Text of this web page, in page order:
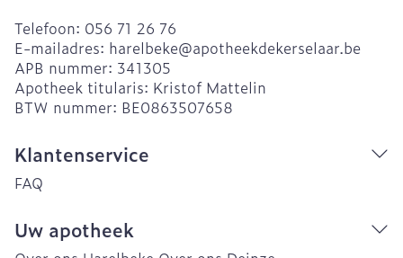
Telefoon: 056 71 26 76
E-mailadres: harelbeke@apotheekdekerselaar.be
APB nummer: 341305
Apotheek titularis: Kristof Mattelin
BTW nummer: BE0863507658
Klantenservice
FAQ
Uw apotheek